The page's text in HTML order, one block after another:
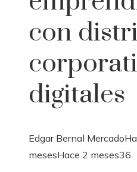
con
digitales
Edgar Bernal Mercado
mesesHace 2 meses36